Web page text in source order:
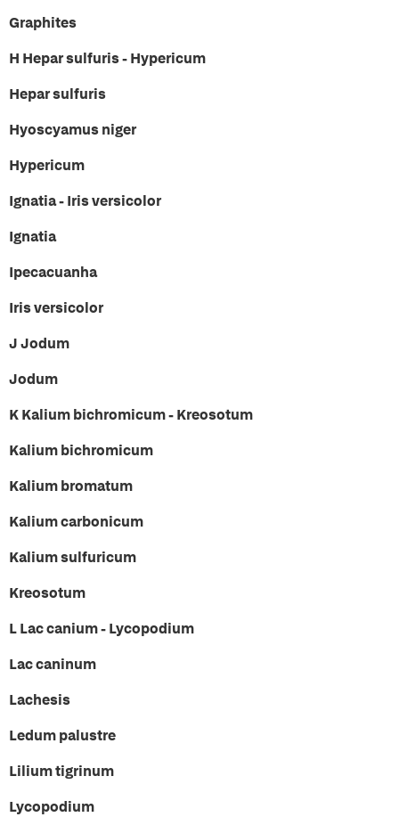
Graphites
H Hepar sulfuris - Hypericum
Hepar sulfuris
Hyoscyamus niger
Hypericum
Ignatia - Iris versicolor
Ignatia
Ipecacuanha
Iris versicolor
J Jodum
Jodum
K Kalium bichromicum - Kreosotum
Kalium bichromicum
Kalium bromatum
Kalium carbonicum
Kalium sulfuricum
Kreosotum
L Lac canium - Lycopodium
Lac caninum
Lachesis
Ledum palustre
Lilium tigrinum
Lycopodium